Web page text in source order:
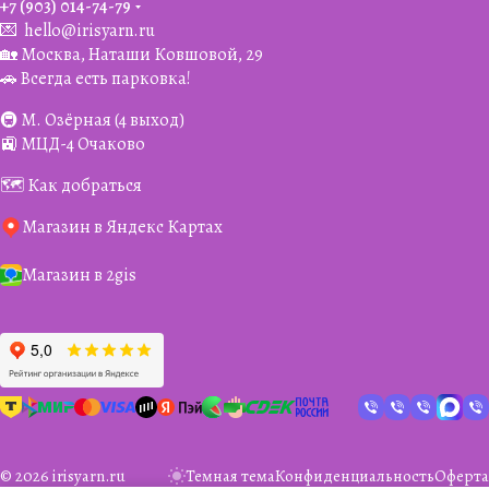
+7 (903) 014-74-79‬
💌 hello@irisyarn.ru
🏡 Москва, Наташи Ковшовой, 29
🚗 Всегда есть парковка!
🚇 М. Озёрная (4 выход)
🚉 МЦД-4 Очаково
🗺️ Как добраться
Магазин в Яндекс Картах
Магазин в 2gis
© 2026 irisyarn.ru Темная темаКонфиденциальностьОферта